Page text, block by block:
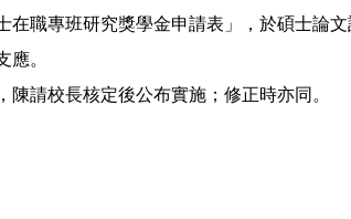
在職專班研究獎學金申請表」，於碩士論
應。
請校長核定後公布實施；修正時亦同。